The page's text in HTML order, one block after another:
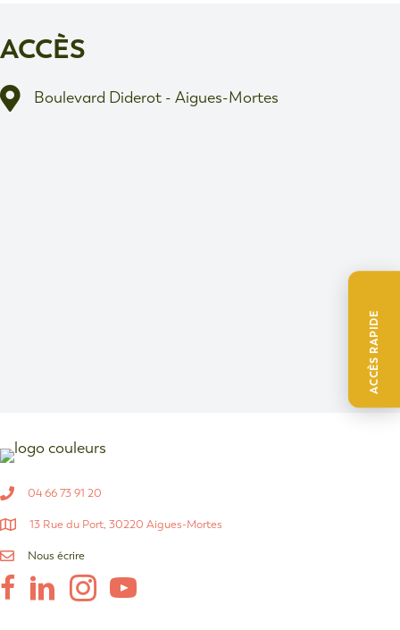
ACCÈS RAPIDE
ACCÈS
Boulevard Diderot - Aigues-Mortes
04 66 73 91 20
13 Rue du Port, 30220 Aigues-Mortes
Nous écrire